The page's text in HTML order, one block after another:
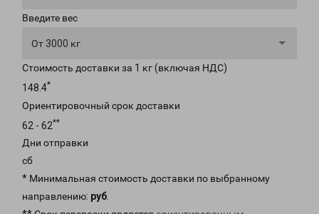
Введите вес
От 3000 кг
Стоимость доставки за 1 кг (включая НДС)
148.4*
Ориентировочный срок доставки
62 - 62**
Дни отправки
сб
* Минимальная стоимость доставки по выбранному
направлению: руб.